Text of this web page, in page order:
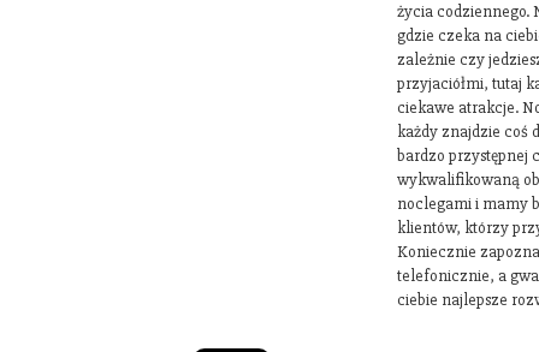
życia codziennego.
gdzie czeka na
zależnie czy
przyjaciółmi, tutaj
ciekawe atrakcje.
każdy znajdzie coś
bardzo przystępnej
wykwalifikowaną
noclegami i mamy
klientów, którzy
Koniecznie
telefonicznie, a
ciebie najlepsze